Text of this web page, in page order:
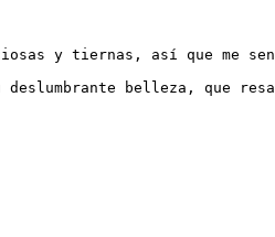
y tiernas, así que me
deslumbrante belleza, que